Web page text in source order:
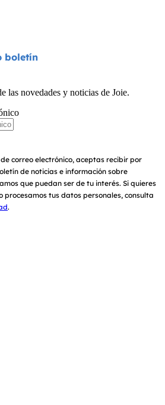
boletín
las novedades y noticias de Joie.
correo electrónico, aceptas recibir por
de noticias e información sobre
que puedan ser de tu interés. Si quieres
procesamos tus datos personales, consulta
.